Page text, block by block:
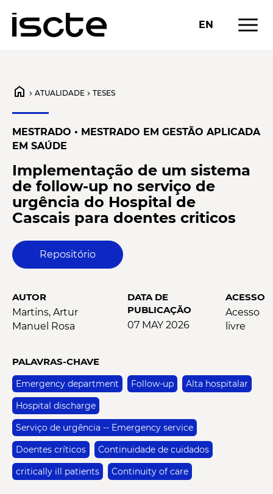
EN menu
home chevron_right ATUALIDADE chevron_right TESES
MESTRADO • MESTRADO EM GESTÃO APLICADA
EM SAÚDE
Implementação de um sistema
de follow-up no serviço de
urgência do Hospital de
Cascais para doentes criticos
Repositório
AUTOR
Martins, Artur
Manuel Rosa
DATA DE
PUBLICAÇÃO
07 MAY 2026
ACESSO
Acesso
livre
PALAVRAS-CHAVE
Emergency department Follow-up
Alta hospitalar
Hospital discharge
Serviço de urgência -- Emergency service
Doentes críticos
Continuidade de cuidados
critically ill patients
Continuity of care